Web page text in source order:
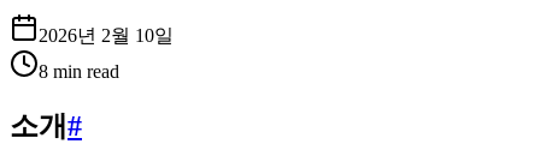
2026년 2월 10일
8 min read
소개#